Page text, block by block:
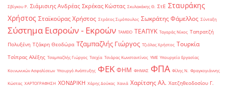
Σβίγκου Ρ. Σιάμισιης Ανδρέας Σκρέκας Κώστας Σκυλακάκης Θ. ΣτΕ Σταυράκης
Χρήστος Σταϊκούρας Χρήστος Στράτος Σιμόπουλος Σωκράτης Φάμελλος Σύνταξη
Σύστημα Εισροών - Εκροών ΤΑΜΕΙΟ ΤΕΑΠΥΚ Ταγαράς Νίκος Ταπρατζή
Πολυξένη Τζάκρη Θεοδώρα Τζαμπαζλής Γιώργος Τζιόλας Χρήστος Τουρκία
Τσίπρας Αλέξης Τσαμπαζλής Γιώργος Τσεχία Τσιάρας Κωνσταντίνος ΥΜΕ Υπουργείο Εργασίας
Κοινωνικών Ασφαλίσεων Υπουργό Ανάπτυξης ΦΕΚ ΦΗΜ ΦΗΜΑΣ ΦΠΑ Φίλης Ν. Φραγκογιάννης
Κώστας ΧΑΡΤΟΓΡΑΦΗΣΗ ΧΟΝΔΡΙΚΗ Χάρης Δούκας Χανιά Χαρίτσης Αλ. Χατζηθεοδοσίου Γ.